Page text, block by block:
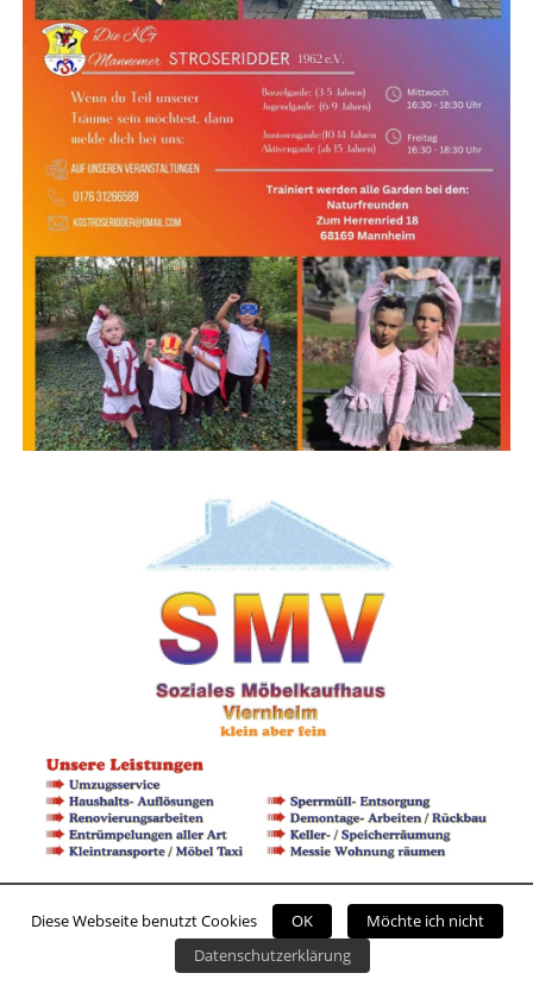
Diese Webseite benutzt Cookies OK
Möchte ich nicht
Datenschutzerklärung